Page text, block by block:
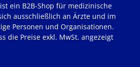
ein B2B-Shop für medizinische
ausschließlich an Ärzte und im
Personen und Organisationen.
die Preise exkl. MwSt. angezeigt